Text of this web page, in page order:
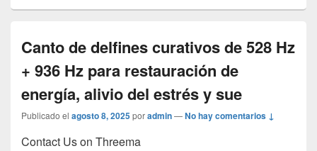
Canto de delfines curativos de 528 Hz
+ 936 Hz para restauración de
energía, alivio del estrés y sue
Publicado el agosto 8, 2025poradmin—No hay comentarios ↓
Contact Us on Threema